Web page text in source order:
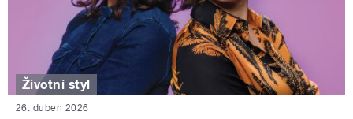
Životní styl
26. duben 2026